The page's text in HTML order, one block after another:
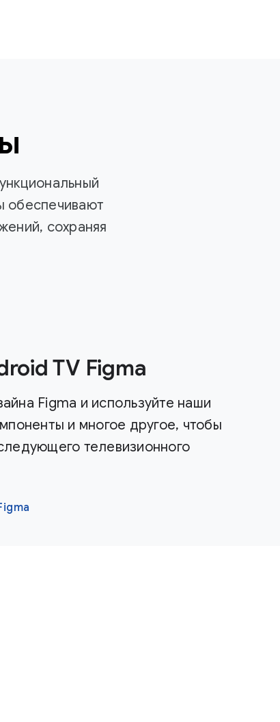
обеспечивают
сохраняя
TV Figma
Figma и используйте наши
и многое другое, чтобы
телевизионного